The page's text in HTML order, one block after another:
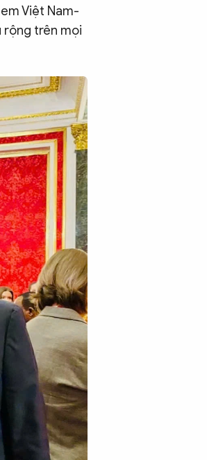
Việt Nam-
rộng trên mọi